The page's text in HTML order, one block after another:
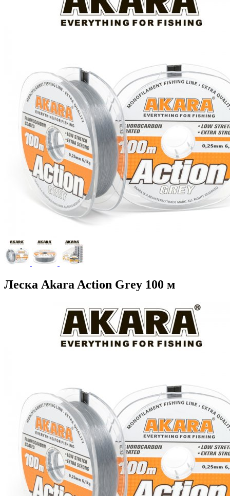
Леска Akara Action Grey 100 м